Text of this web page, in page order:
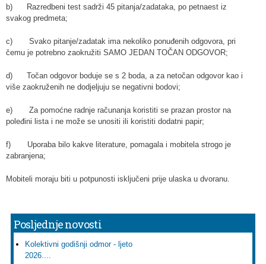
b) Razredbeni test sadrži 45 pitanja/zadataka, po petnaest iz
svakog predmeta;
c) Svako pitanje/zadatak ima nekoliko ponuđenih odgovora, pri
čemu je potrebno zaokružiti SAMO JEDAN TOČAN ODGOVOR;
d) Točan odgovor boduje se s 2 boda, a za netočan odgovor kao i
više zaokruženih ne dodjeljuju se negativni bodovi;
e) Za pomoćne radnje računanja koristiti se prazan prostor na
poleđini lista i ne može se unositi ili koristiti dodatni papir;
f) Uporaba bilo kakve literature, pomagala i mobitela strogo je
zabranjena;
Mobiteli moraju biti u potpunosti isključeni prije ulaska u dvoranu.
Posljednje novosti
Kolektivni godišnji odmor - ljeto
2026....